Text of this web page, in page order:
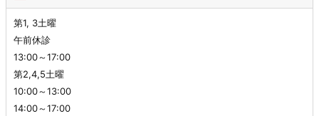
第1, 3土曜
午前休診
13:00～17:00
第2,4,5土曜
10:00～13:00
14:00～17:00